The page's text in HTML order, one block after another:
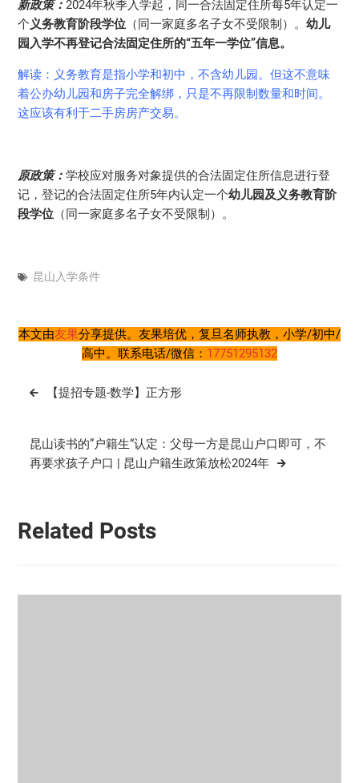
新政策： 2024年秋季入学起，同一合法固定住所每5年认定一
个 义务教育阶段学位（同一家庭多名子女不受限制）。 幼儿
园入学不再登记合法固定住所的“五年一学位”信息。
解读：义务教育是指小学和初中，不含幼儿园。但这不意味
着公办幼儿园和房子完全解绑，只是不再限制数量和时间。
这应该有利于二手房房产交易。
原政策： 学校应对服务对象提供的合法固定住所信息进行登
记，登记的合法固定住所5年内认定一个幼儿园及义务教育阶
段学位（同一家庭多名子女不受限制）。
昆山入学条件
本文由友果分享提供。友果培优，复旦名师执教，小学/初中/
高中。联系电话/微信： 17751295132
文
导
航
【提招专题-数学】正方形
昆山读书的”户籍生“认定：父母一方是昆山户口即可，不
再要求孩子户口 | 昆山户籍生政策放松2024年
Related Posts